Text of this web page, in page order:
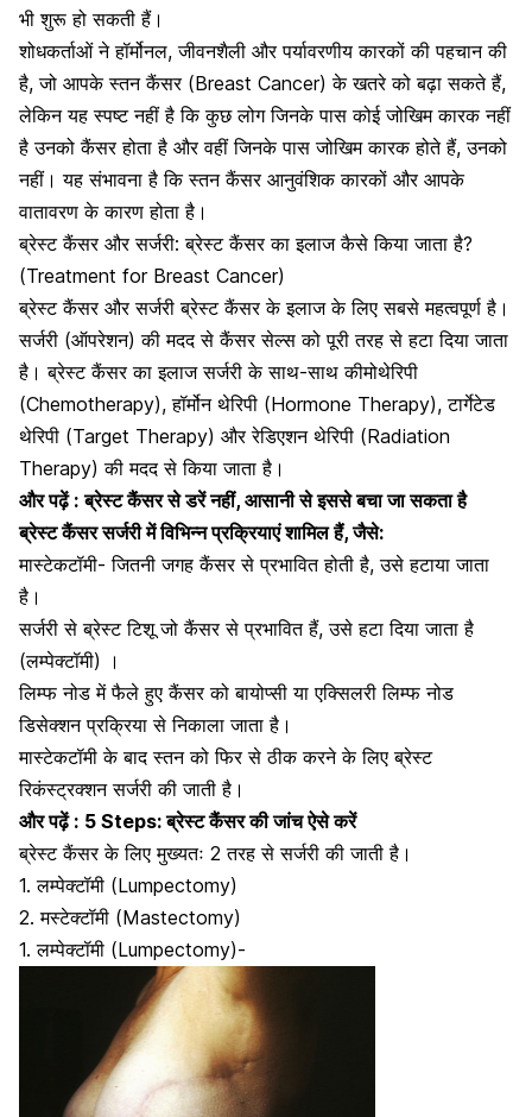
भी शुरू हो सकती हैं।
शोधकर्ताओं ने हॉर्मोनल, जीवनशैली और पर्यावरणीय कारकों की पहचान की
है, जो आपके स्तन कैंसर (Breast Cancer) के खतरे को बढ़ा सकते हैं,
लेकिन यह स्पष्ट नहीं है कि कुछ लोग जिनके पास कोई जोखिम कारक नहीं
है उनको कैंसर होता है और वहीं जिनके पास जोखिम कारक होते हैं, उनको
नहीं। यह संभावना है कि स्तन कैंसर आनुवंशिक कारकों और आपके
वातावरण के कारण होता है।
ब्रेस्ट कैंसर और सर्जरी: ब्रेस्ट कैंसर का इलाज कैसे किया जाता है?
(Treatment for Breast Cancer)
ब्रेस्ट कैंसर और सर्जरी ब्रेस्ट कैंसर के इलाज के लिए सबसे महत्वपूर्ण है।
सर्जरी (ऑपरेशन) की मदद से कैंसर सेल्स को पूरी तरह से हटा दिया जाता
है। ब्रेस्ट कैंसर का इलाज सर्जरी के साथ-साथकीमोथेरिपी
(Chemotherapy), हॉर्मोन थेरिपी (Hormone Therapy), टार्गेटेड
थेरिपी (Target Therapy) और रेडिएशन थेरिपी (Radiation
Therapy) की मदद से किया जाता है।
और पढ़ें : ब्रेस्ट कैंसर से डरें नहीं, आसानी से इससे बचा जा सकता है
ब्रेस्ट कैंसर सर्जरी में विभिन्न प्रक्रियाएं शामिल हैं, जैसे:
मास्टेकटॉमी- जितनी जगह कैंसर से प्रभावित होती है, उसे हटाया जाता
है।
सर्जरी से ब्रेस्ट टिशू जो कैंसर से प्रभावित हैं, उसे हटा दिया जाता है
(लम्पेक्टॉमी) ।
लिम्फ नोड में फैले हुए कैंसर को बायोप्सी या एक्सिलरी लिम्फ नोड
डिसेक्शन प्रक्रिया से निकाला जाता है।
मास्टेकटॉमी के बाद स्तन को फिर से ठीक करने के लिए ब्रेस्ट
रिकंस्ट्रक्शन सर्जरी की जाती है।
और पढ़ें : 5 Steps: ब्रेस्ट कैंसर की जांच ऐसे करें
ब्रेस्ट कैंसर के लिए मुख्यतः 2 तरह से सर्जरी की जाती है।
1. लम्पेक्टॉमी (Lumpectomy)
2.मस्टेक्टॉमी (Mastectomy)
1. लम्पेक्टॉमी (Lumpectomy)-